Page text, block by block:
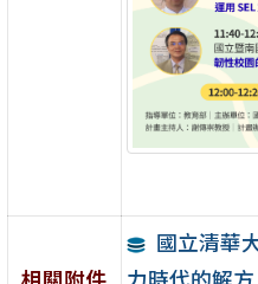
國立清華